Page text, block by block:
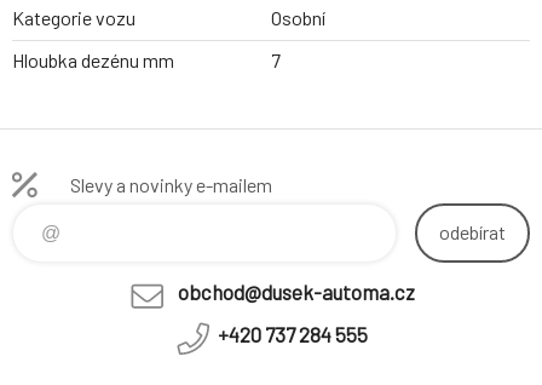
Kategorie vozu
Osobní
Hloubka dezénu mm
7
Slevy a novinky e-mailem
odebírat
obchod@dusek-automa.cz
+420 737 284 555